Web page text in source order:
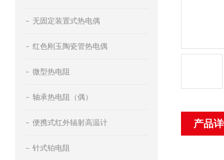
无固定装置式热电偶
红色刚玉陶瓷管热电偶
微型热电阻
轴承热电阻（偶）
便携式红外辐射高温计
针式铂电阻
产品